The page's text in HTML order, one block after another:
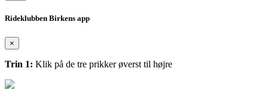
Rideklubben Birkens app
×
Trin 1: Klik på de tre prikker øverst til højre